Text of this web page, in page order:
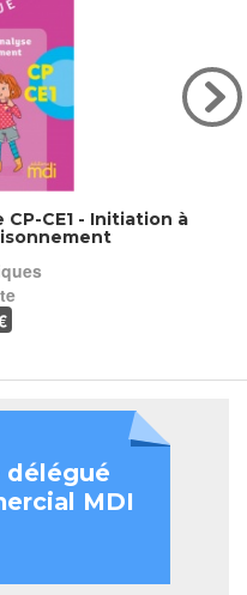
CE1 - Initiation à
délégué
MDI